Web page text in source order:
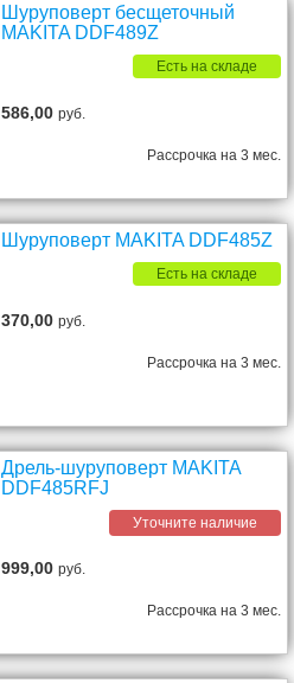
Шуруповерт бесщеточный
MAKITA DDF489Z
Есть на складе
586,00руб.
Рассрочка на 3 мес.
Шуруповерт MAKITA DDF485Z
Есть на складе
370,00руб.
Рассрочка на 3 мес.
Дрель-шуруповерт MAKITA
DDF485RFJ
Уточните наличие
999,00руб.
Рассрочка на 3 мес.